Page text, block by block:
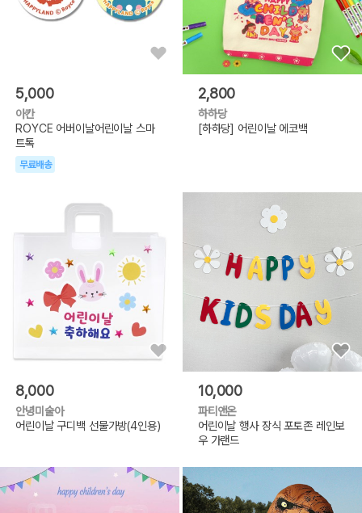
5,000
아칸
ROYCE 어버이날어린이날 스마
트톡
무료배송
2,800
하하당
[하하당] 어린이날 에코백
8,000
안녕미술아
어린이날 구디백 선물가방(4인용)
10,000
파티앤온
어린이날 행사 장식 포토존 레인보
우 가랜드